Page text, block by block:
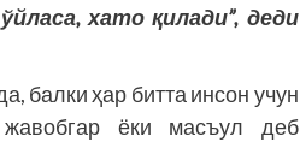
хато қилади”, деди
балки ҳар битта инсон учун
ёки масъул деб